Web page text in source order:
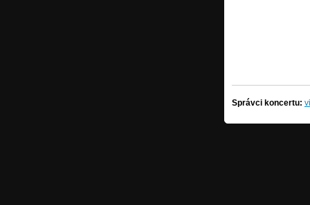
Správci koncertu: